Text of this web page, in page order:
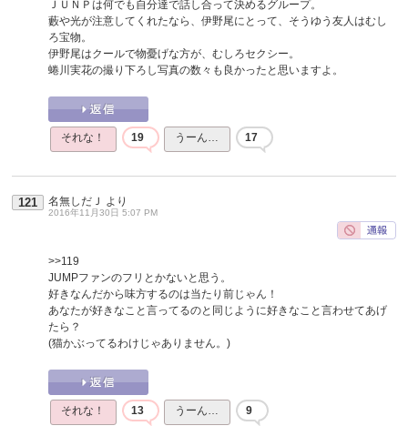
ＪＵＮＰは何でも自分達で話し合って決めるグループ。
藪や光が注意してくれたなら、伊野尾にとって、そうゆう友人はむし
ろ宝物。
伊野尾はクールで物憂げな方が、むしろセクシー。
蜷川実花の撮り下ろし写真の数々も良かったと思いますよ。
それな！ 19 うーん… 17
121 名無しだＪ より
2016年11月30日 5:07 PM
>>119
JUMPファンのフリとかないと思う。
好きなんだから味方するのは当たり前じゃん！
あなたが好きなこと言ってるのと同じように好きなこと言わせてあげ
たら？
(猫かぶってるわけじゃありません。)
それな！ 13 うーん… 9